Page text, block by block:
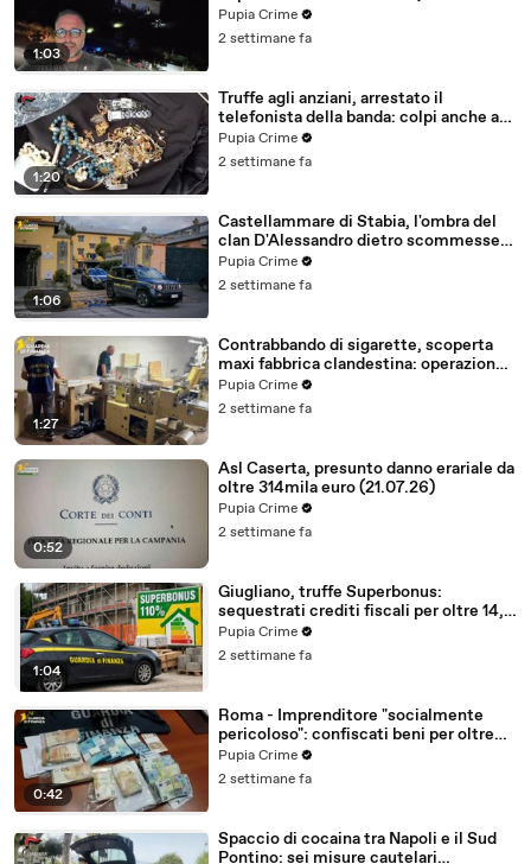
1:03
26enne tunisino (25.07.26)
Pupia Crime
2 settimane fa
1:20
Truffe agli anziani, arrestato il
telefonista della banda: colpi anche ad
Aversa, oltre 300mila euro il bottino
stimato (24.07.26)
Pupia Crime
2 settimane fa
1:06
Castellammare di Stabia, l'ombra del
clan D'Alessandro dietro scommesse
illegali: 5 arresti (24.07.26)
Pupia Crime
2 settimane fa
1:27
Contrabbando di sigarette, scoperta
maxi fabbrica clandestina: operazione
partita da Caserta (23.07.26)
Pupia Crime
2 settimane fa
0:52
Asl Caserta, presunto danno erariale da
oltre 314mila euro (21.07.26)
Pupia Crime
2 settimane fa
1:04
Giugliano, truffe Superbonus:
sequestrati crediti fiscali per oltre 14,5
milioni (21.07.26)
Pupia Crime
2 settimane fa
0:42
Roma - Imprenditore "socialmente
pericoloso": confiscati beni per oltre
2,3 milioni (20.07.26)
Pupia Crime
2 settimane fa
Spaccio di cocaina tra Napoli e il Sud
Pontino: sei misure cautelari